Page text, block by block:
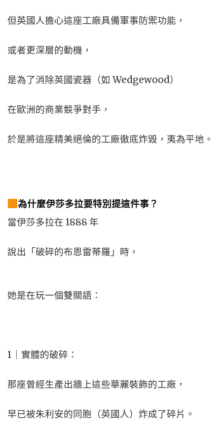
但英國人擔心這座工廠具備軍事防禦功能，
或者更深層的動機，
是為了消除英國瓷器（如 Wedgewood）
在歐洲的商業競爭對手，
於是將這座精美絕倫的工廠徹底炸毀，夷為平地。
為什麼伊莎多拉要特別提這件事？
當伊莎多拉在 1888 年
說出「破碎的布恩雷蒂羅」時，
她是在玩一個雙關語：
1｜實體的破碎：
那座曾經生產出牆上這些華麗裝飾的工廠，
早已被朱利安的同胞（英國人）炸成了碎片。